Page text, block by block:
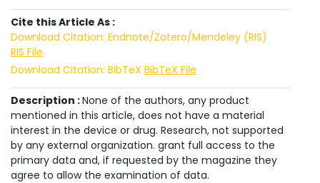
Cite this Article As :
Download Citation: Endnote/Zotero/Mendeley (RIS)
RIS File
Download Citation: BibTeX BibTeX File
Description :None of the authors, any product
mentioned in this article, does not have a material
interest in the device or drug. Research, not supported
by any external organization. grant full access to the
primary data and, if requested by the magazine they
agree to allow the examination of data.